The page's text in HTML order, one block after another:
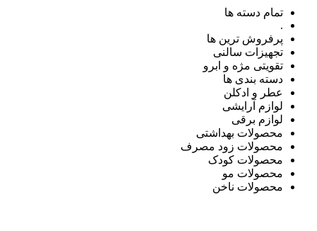
تمام دسته ها
.
پرفروش ترین ها
تجهیزات سالنی
تقویتی مژه و ابرو
دسته بندی ها
عطر و ادکلن
لوازم آرایشی
لوازم برقی
محصولات بهداشتی
محصولات زود مصرف
محصولات کودک
محصولات مو
محصولات ناخن